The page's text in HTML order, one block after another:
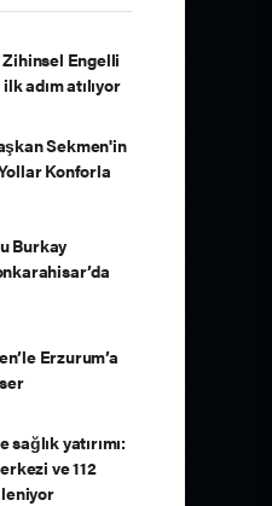
Zihinsel Engelli
adım atılıyor
Sekmen'in
Konforla
Burkay
Erzurum’a
yatırımı:
ve 112